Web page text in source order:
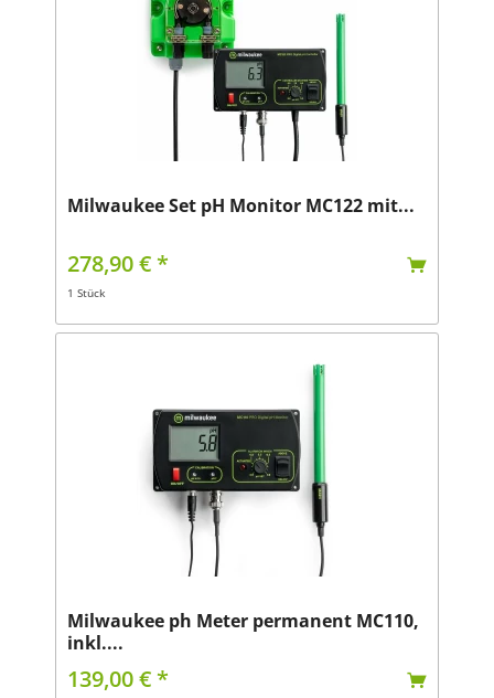
Milwaukee Set pH Monitor MC122 mit...
278,90 € *
1 Stück
Milwaukee ph Meter permanent MC110,
inkl....
139,00 € *